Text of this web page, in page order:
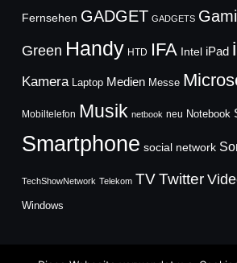
Fernsehen GADGET GADGETS
Green Handy HTD IFA Intel iPad
Kamera Laptop Medien Messe
Mobiltelefon Musik netbook neu Notebook
Smartphone social network
TechShowNetwork Telekom TVTwitter
Windows